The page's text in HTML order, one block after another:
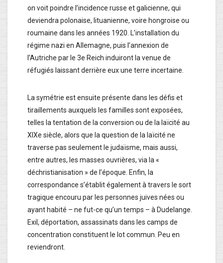
on voit poindre l’incidence russe et galicienne, qui
deviendra polonaise, lituanienne, voire hongroise ou
roumaine dans les années 1920. L’installation du
régime nazi en Allemagne, puis l’annexion de
l’Autriche par le 3e Reich induiront la venue de
réfugiés laissant derrière eux une terre incertaine.
La symétrie est ensuite présente dans les défis et
tiraillements auxquels les familles sont exposées,
telles la tentation de la conversion ou de la laïcité au
XIXe siècle, alors que la question de la laïcité ne
traverse pas seulement le judaïsme, mais aussi,
entre autres, les masses ouvrières, via la «
déchristianisation » de l’époque. Enfin, la
correspondance s’établit également à travers le sort
tragique encouru par les personnes juives nées ou
ayant habité – ne fut-ce qu’un temps – à Dudelange.
Exil, déportation, assassinats dans les camps de
concentration constituent le lot commun. Peu en
reviendront.